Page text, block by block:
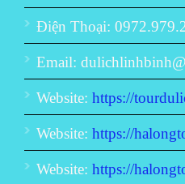
Điện Thoại:
Email:
Website: https://
Website: https://
Website: https://